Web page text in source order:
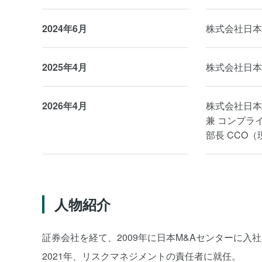
2024年6月 株式会社日
2025年4月 株式会社日
2026年4月
株式会社日
兼 コンプラ
部長 CCO（
人物紹介
証券会社を経て、2009年に日本M&Aセンターに入
2021年、リスクマネジメントの責任者に就任。